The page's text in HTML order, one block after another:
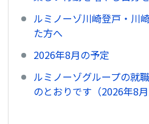
ルミノーゾ川崎登戸・川
た方へ
2026年8月の予定
ルミノーゾグループの就
のとおりです（2026年8月